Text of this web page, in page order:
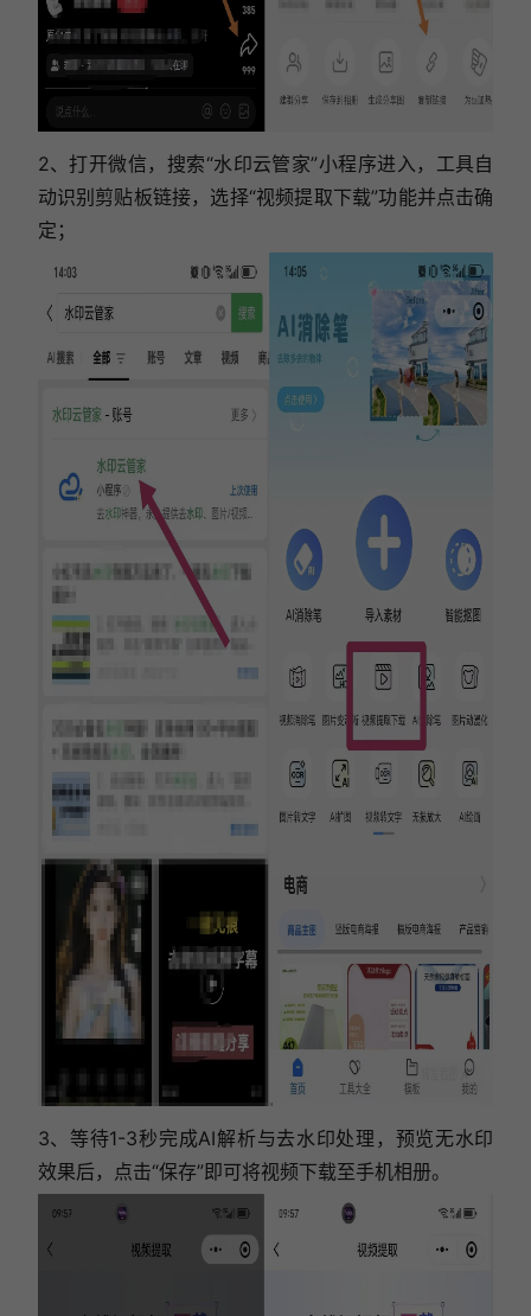
2、打开微信，搜索“水印云管家”小程序进入，工具自
动识别剪贴板链接，选择“视频提取下载”功能并点击确
定；
3、等待1-3秒完成AI解析与去水印处理，预览无水印
效果后，点击“保存”即可将视频下载至手机相册。